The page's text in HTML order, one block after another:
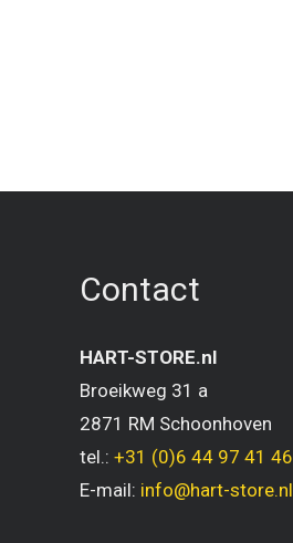
Contact
HART-STORE.nl
Broeikweg 31 a
2871 RM Schoonhoven
tel.: +31 (0)6 44 97 41 46
E-mail: info@hart-store.nl